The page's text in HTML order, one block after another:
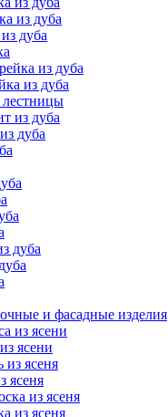
дуба
из дуба
дуба
и фасадные изделия
ясени
ясеня
из ясеня